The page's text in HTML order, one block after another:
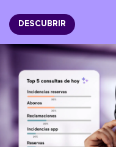
DESCUBRIR